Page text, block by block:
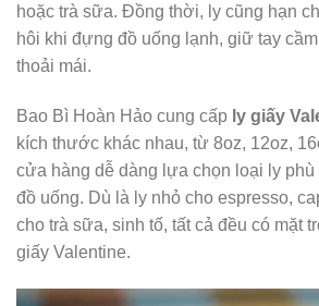
hoặc trà sữa. Đồng thời, ly cũng hạn
hôi khi đựng đồ uống lạnh, giữ tay
thoải mái.
Bao Bì Hoàn Hảo cung cấp ly giấy
kích thước khác nhau, từ 8oz, 12oz,
cửa hàng dễ dàng lựa chọn loại ly
đồ uống. Dù là ly nhỏ cho espresso,
cho trà sữa, sinh tố, tất cả đều có mặt
giấy Valentine.